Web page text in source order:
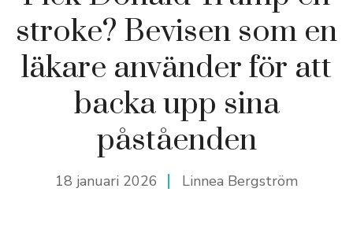
stroke? Bevisen som en
läkare använder för att
backa upp sina
påståenden
18 januari 2026 Linnea Bergström